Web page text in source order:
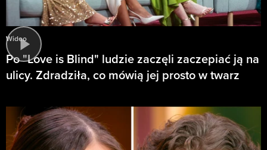
Wideo
Po "Love is Blind" ludzie zaczęli zaczepiać ją na
ulicy. Zdradziła, co mówią jej prosto w twarz